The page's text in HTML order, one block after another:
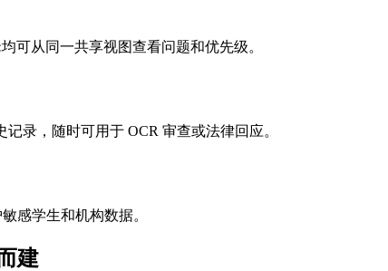
可从同一共享视图查看问题和优先级。
录，随时可用于 OCR 审查或法律回应。
感学生和机构数据。
建